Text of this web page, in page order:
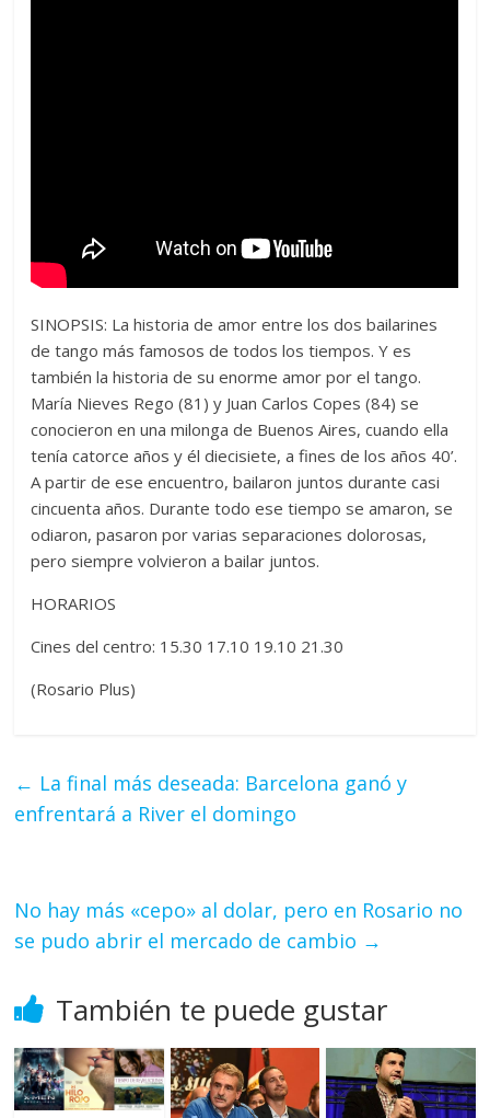
SINOPSIS: La historia de amor entre los dos bailarines
de tango más famosos de todos los tiempos. Y es
también la historia de su enorme amor por el tango.
María Nieves Rego (81) y Juan Carlos Copes (84) se
conocieron en una milonga de Buenos Aires, cuando ella
tenía catorce años y él diecisiete, a fines de los años 40’.
A partir de ese encuentro, bailaron juntos durante casi
cincuenta años. Durante todo ese tiempo se amaron, se
odiaron, pasaron por varias separaciones dolorosas,
pero siempre volvieron a bailar juntos.
HORARIOS
Cines del centro: 15.30 17.10 19.10 21.30
(Rosario Plus)
← La final más deseada: Barcelona ganó y
enfrentará a River el domingo
No hay más «cepo» al dolar, pero en Rosario no
se pudo abrir el mercado de cambio →
También te puede gustar